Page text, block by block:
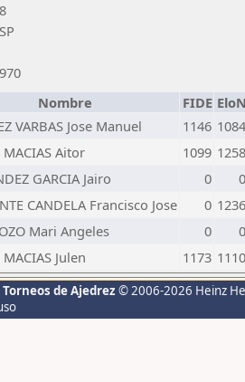
Nombre FIDE
VARBAS Jose Manuel 1146 1084
MACIAS Aitor 1099 1258
GARCIA Jairo 0
0
CANDELA Francisco Jose 0 1236
Mari Angeles 0
0
Julen 1173 1110
de Ajedrez © 2006-2026 Heinz